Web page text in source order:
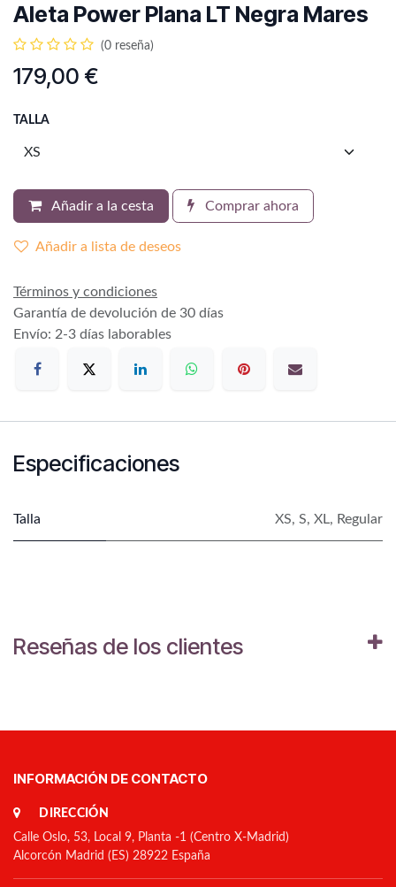
Aleta Power Plana LT Negra Mares
(0 reseña)
179,00 €
TALLA
Añadir a la cesta Comprar ahora
Añadir a lista de deseos
Términos y condiciones
Garantía de devolución de 30 días
Envío: 2-3 días laborables
Especificaciones
Talla XS, S, XL, Regular
Reseñas de los clientes
INFORMACIÓN DE CONTACTO
DIRECCIÓN
Calle Oslo, 53, Local 9, Planta -1 (Centro X-Madrid)
Alcorcón Madrid (ES) 28922 España